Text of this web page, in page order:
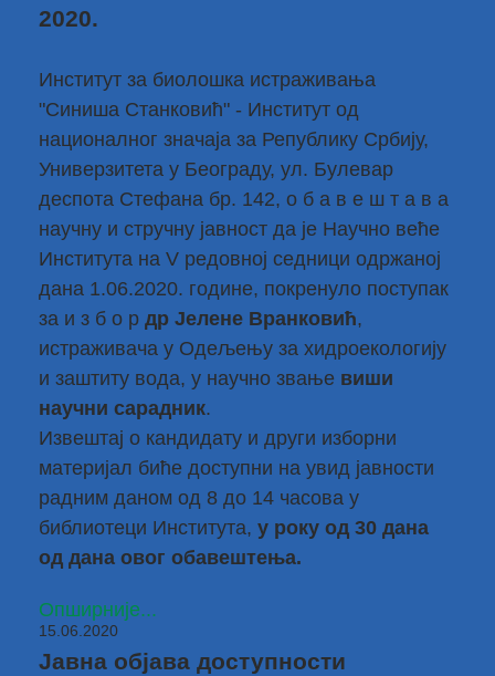
2020.
Институт за биолошка истраживања
"Синиша Станковић" - Институт од
националног значаја за Републику Србију,
Универзитета у Београду, ул. Булевар
деспота Стефана бр. 142, о б а в е ш т а в а
научну и стручну јавност да је Научно веће
Института на V редовној седници одржаној
дана 1.06.2020. године, покренуло поступак
за и з б о р др Јелене Вранковић,
истраживача у Одељењу за хидроекологију
и заштиту вода, у научно звање виши
научни сарадник.
Извештај о кандидату и други изборни
материјал биће доступни на увид јавности
радним даном од 8 до 14 часова у
библиотеци Института, у року од 30 дана
од дана овог обавештења.
Опширније...
15.06.2020
Јавна објава доступности